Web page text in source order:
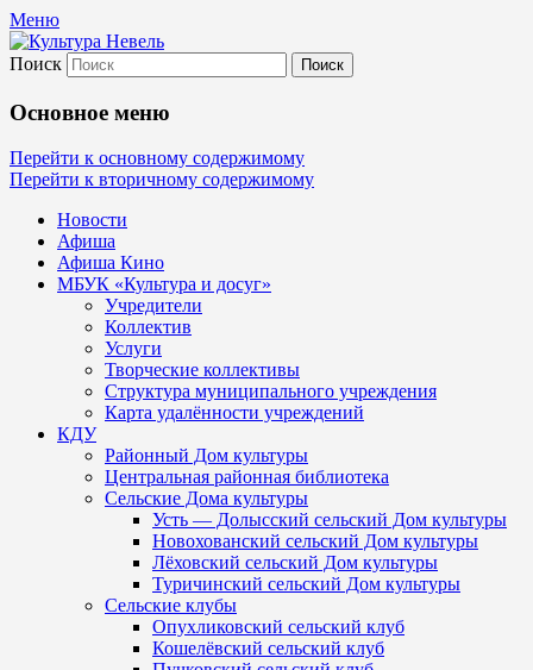
Меню
Культура Невель
МБУК Невельского района "Культура и
Поиск
Основное меню
Перейти к основному содержимому
Перейти к вторичному содержимому
Новости
Афиша
Афиша Кино
МБУК «Культура и досуг»
Учредители
Коллектив
Услуги
Творческие коллективы
Структура муниципального учреждения
Карта удалённости учреждений
КДУ
Районный Дом культуры
Центральная районная библиотека
Сельские Дома культуры
Усть — Долысский сельский Дом культуры
Новохованский сельский Дом культуры
Лёховский сельский Дом культуры
Туричинский сельский Дом культуры
Сельские клубы
Опухликовский сельский клуб
Кошелёвский сельский клуб